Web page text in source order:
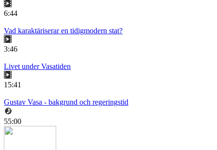
6:44
Vad karaktäriserar en tidigmodern stat?
3:46
Livet under Vasatiden
15:41
Gustav Vasa - bakgrund och regeringstid
55:00